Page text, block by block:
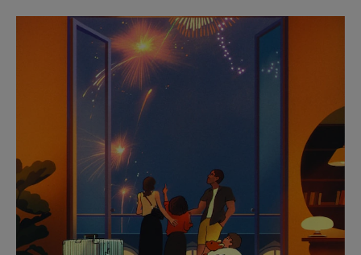
ANZUHALTEN
STUMMSCHALTUNG